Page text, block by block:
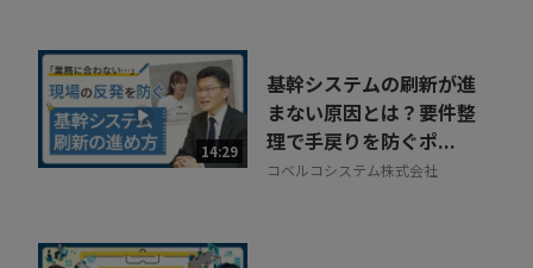
14:29
基幹システムの刷新が進
まない原因とは？要件整
理で手戻りを防ぐポ...
コベルコシステム株式会社